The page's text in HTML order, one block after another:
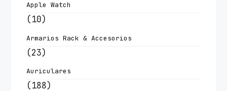
Apple Watch
(10)
Armarios Rack & Accesorios
(23)
Auriculares
(188)